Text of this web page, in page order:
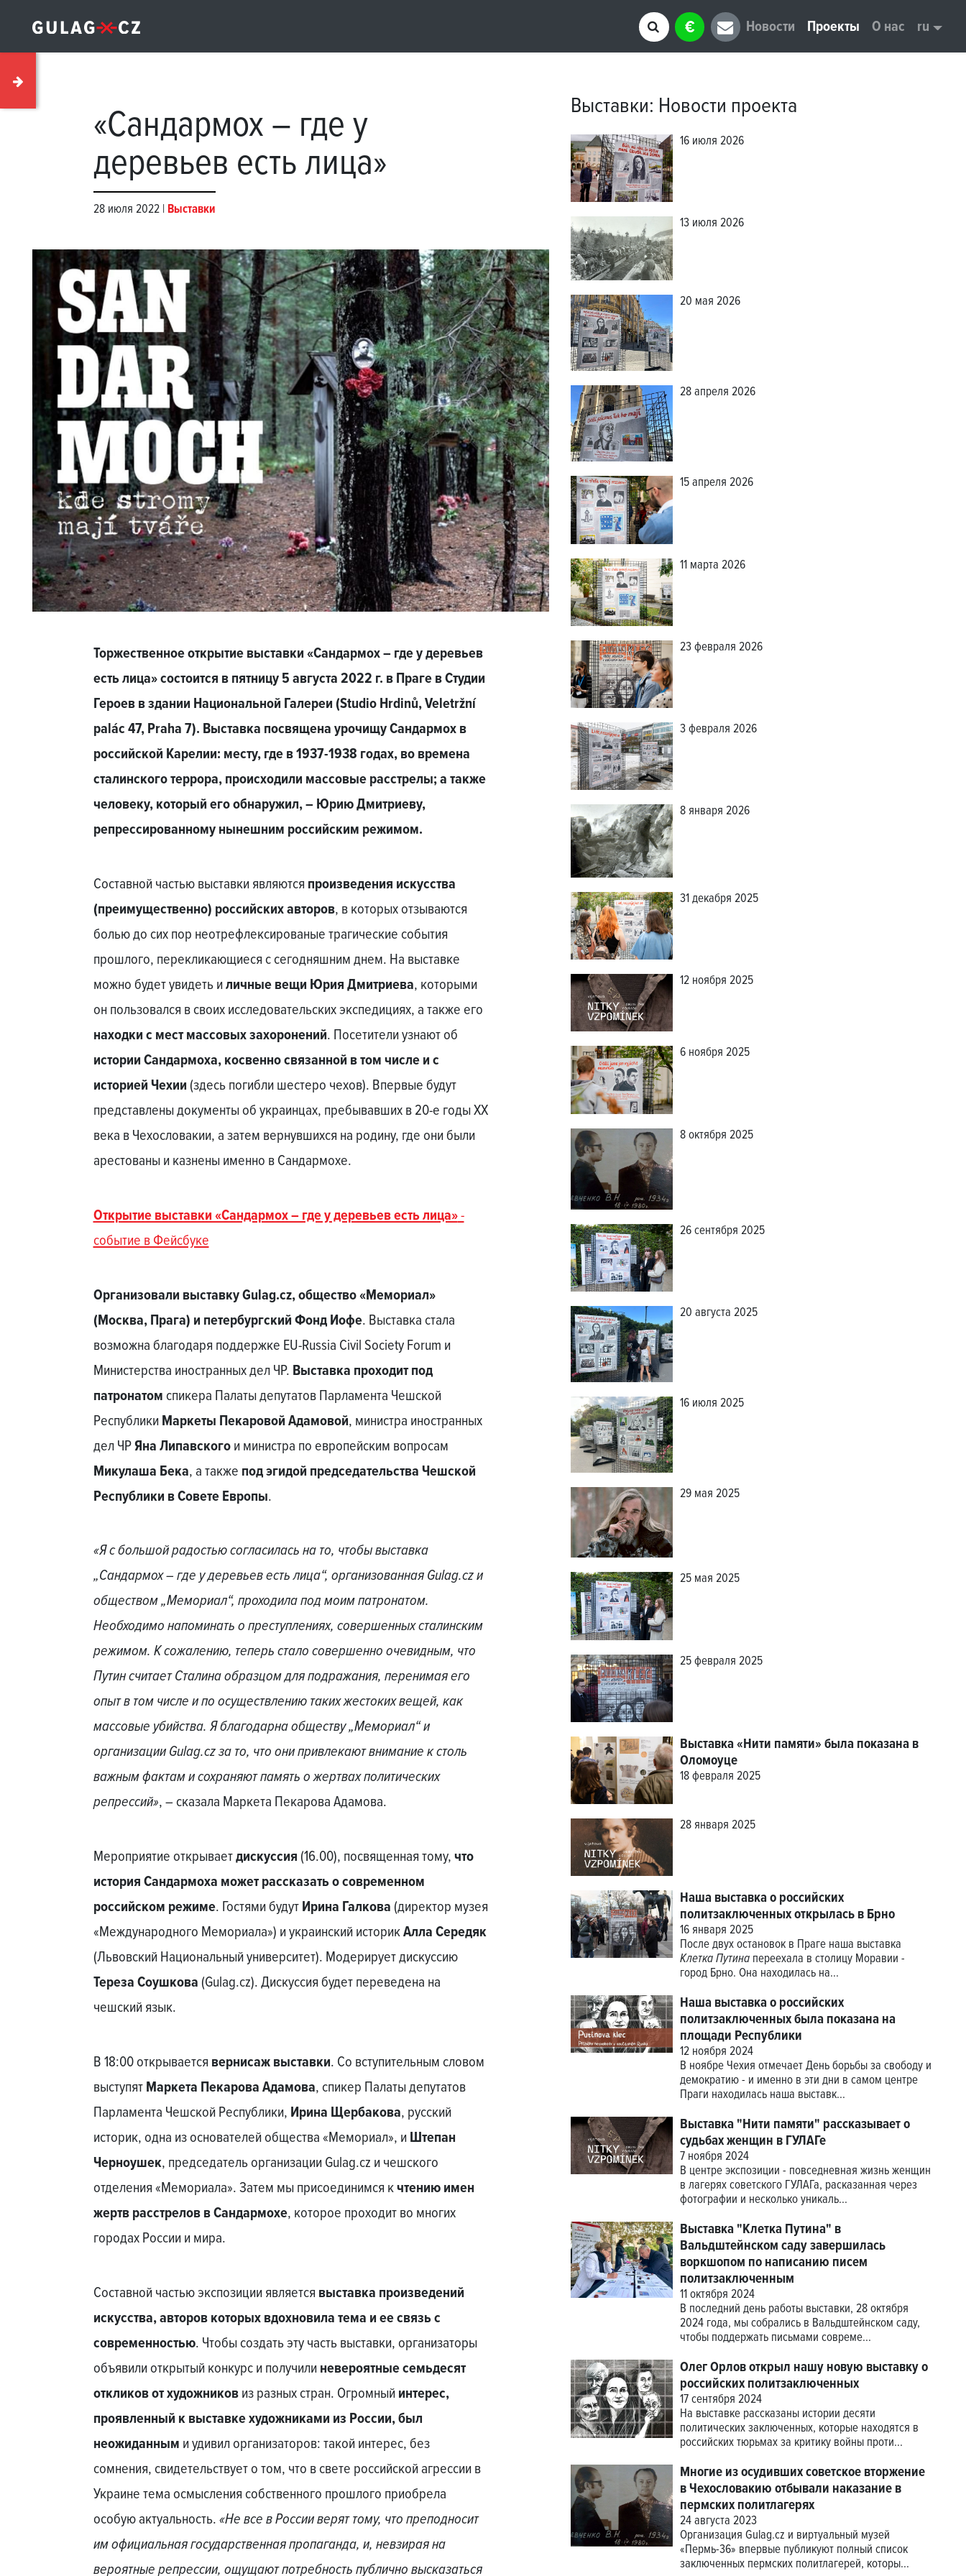
€ Новости Проекты О нас ru
«Сандармох – где у
деревьев есть лица»
28 июля 2022 | Выставки
Торжественное открытие выставки «Сандармох – где у деревьев
есть лица» состоится в пятницу 5 августа 2022 г. в Праге в Студии
Героев в здании Национальной Галереи (Studio Hrdinů, Veletržní
palác 47, Praha 7). Выставка посвящена урочищу Сандармох в
российской Карелии: месту, где в 1937-1938 годах, во времена
сталинского террора, происходили массовые расстрелы; а также
человеку, который его обнаружил, – Юрию Дмитриеву,
репрессированному нынешним российским режимом.
Составной частью выставки являются произведения искусства
(преимущественно) российских авторов, в которых отзываются
болью до сих пор неотрефлексированые трагические события
прошлого, перекликающиеся с сегодняшним днем. На выставке
можно будет увидеть иличные вещи Юрия Дмитриева, которыми
он пользовался в своих исследовательских экспедициях, а также его
находки с мест массовых захоронений. Посетители узнают об
истории Сандармоха, косвенно связанной в том числе и с
историей Чехии (здесь погибли шестеро чехов). Впервые будут
представлены документы об украинцах, пребывавших в 20-е годы ХХ
века в Чехословакии, а затем вернувшихся на родину, где они были
арестованы и казнены именно в Сандармохе.
Открытие выставки «Сандармох – где у деревьев есть лица»-
событие в Фейсбуке
Организовали выставку Gulag.cz, общество «Мемориал»
(Москва, Прага) и петербургский Фонд Иофе. Выставка стала
возможна благодаря поддержке EU-Russia Civil Society Forum и
Министерства иностранных дел ЧР. Выставка проходит под
патронатом спикера Палаты депутатов Парламента Чешской
РеспубликиМаркеты Пекаровой Адамовой, министра иностранных
дел ЧРЯна Липавскогои министра по европейским вопросам
Микулаша Бека, а также под эгидой председательства Чешской
Республики в Совете Европы.
«Я с большой радостью согласилась на то, чтобы выставка
„Сандармох – где у деревьев есть лица“, организованная Gulag.cz и
обществом „Мемориал“, проходила под моим патронатом.
Необходимо напоминать о преступлениях, совершенных сталинским
режимом. К сожалению, теперь стало совершенно очевидным, что
Путин считает Сталина образцом для подражания, перенимая его
опыт в том числе и по осуществлению таких жестоких вещей, как
массовые убийства. Я благодарна обществу „Мемориал“ и
организации Gulag.cz за то, что они привлекают внимание к столь
важным фактам и сохраняют память о жертвах политических
репрессий», – сказала Маркета Пекарова Адамова.
Мероприятие открываетдискуссия (16.00), посвященная тому,что
история Сандармоха может рассказать о современном
российском режиме. Гостями будутИрина Галкова (директор музея
«Международного Мемориала») и украинский историкАлла Середяк
(Львовский Национальный университет). Модерирует дискуссию
Тереза Соушкова (Gulag.cz). Дискуссия будет переведена на
чешский язык.
В 18:00 открывается вернисаж выставки. Со вступительным словом
выступятМаркета Пекарова Адамова, спикер Палаты депутатов
Парламента Чешской Республики, Ирина Щербакова, русский
историк, одна из основателей общества «Мемориал», иШтепан
Черноушек, председатель организации Gulag.cz и чешского
отделения «Мемориала». Затем мы присоединимся кчтению имен
жертв расстрелов в Сандармохе, которое проходит во многих
городах России и мира.
Составной частью экспозиции является выставка произведений
искусства, авторов которых вдохновила тема и ее связь с
современностью. Чтобы создать эту часть выставки, организаторы
объявили открытый конкурс и получилиневероятные семьдесят
откликов от художниковиз разных стран. Огромныйинтерес,
проявленный к выставке художниками из России, был
неожиданным и удивил организаторов: такой интерес, без
сомнения, свидетельствует о том, что в свете российской агрессии в
Украине тема осмысления собственного прошлого приобрела
особую актуальность.«Не все в России верят тому, что преподносит
им официальная государственная пропаганда, и, невзирая на
вероятные репрессии, ощущают потребность публично высказаться
Выставки: Новости проекта
16 июля 2026
13 июля 2026
20 мая 2026
28 апреля 2026
15 апреля 2026
11 марта 2026
23 февраля 2026
3 февраля 2026
8 января 2026
31 декабря 2025
12 ноября 2025
6 ноября 2025
8 октября 2025
26 сентября 2025
20 августа 2025
16 июля 2025
29 мая 2025
25 мая 2025
25 февраля 2025
Выставка «Нити памяти» была показана в
Оломоуце
18 февраля 2025
28 января 2025
Наша выставка о российских
политзаключенных открылась в Брно
16 января 2025
После двух остановок в Праге наша выставка
Клетка Путинапереехала в столицу Моравии -
город Брно. Она находилась на...
Наша выставка о российских
политзаключенных была показана на
площади Республики
12 ноября 2024
В ноябре Чехия отмечает День борьбы за свободу и
демократию - и именно в эти дни в самом центре
Праги находилась наша выставк...
Выставка "Нити памяти" рассказывает о
судьбах женщин в ГУЛАГе
7 ноября 2024
В центре экспозиции - повседневная жизнь женщин
в лагерях советского ГУЛАГа, расказанная через
фотографии и несколько уникаль...
Выставка "Клетка Путина" в
Вальдштейнском саду завершилась
воркшопом по написанию писем
политзаключенным
11 октября 2024
В последний день работы выставки, 28 октября
2024 года, мы собрались в Вальдштейнском саду,
чтобы поддержать письмами совреме...
Олег Орлов открыл нашу новую выставку о
российских политзаключенных
17 сентября 2024
На выставке рассказаны истории десяти
политических заключенных, которые находятся в
российских тюрьмах за критику войны проти...
Многие из осудивших советское вторжение
в Чехословакию отбывали наказание в
пермских политлагерях
24 августа 2023
Организация Gulag.cz и виртуальный музей
«Пермь-36» впервые публикуют полный список
заключенных пермских политлагерей, которы...